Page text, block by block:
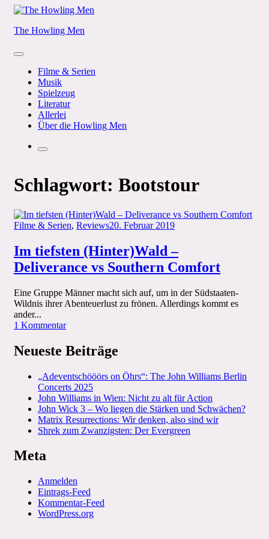
Skip
content
The Howling Men
Menu
Filme & Serien
Musik
Spielzeug
Literatur
Allerlei
Über die Howling Men
Search
Schlagwort: Bootstour
Categories
Filme & Serien, ReviewsPosted
20. Februar 2019
Im tiefsten (Hinter)Wald –
Deliverance vs Southern Comfort
Eine Gruppe Männer macht sich auf, um in der Südstaaten-
Wildnis ihrer Abenteuerlust zu frönen. Allerdings kommt es
ander...
1 Kommentarzu
tiefsten
(Hinter)Wald
Deliverance
vs
Southern
Comfort
Neueste Beiträge
„Adeventschööörs on Öhrs“: The John Williams Berlin
Concerts 2025
John Williams in Wien: Nicht zu alt für Action
John Wick 3 – Wo liegen die Stärken und Schwächen?
Matrix Resurrections: Wir denken, also sind wir
Shrek zum Zwanzigsten: Der Evergreen
Meta
Anmelden
Eintrags-Feed
Kommentar-Feed
WordPress.org